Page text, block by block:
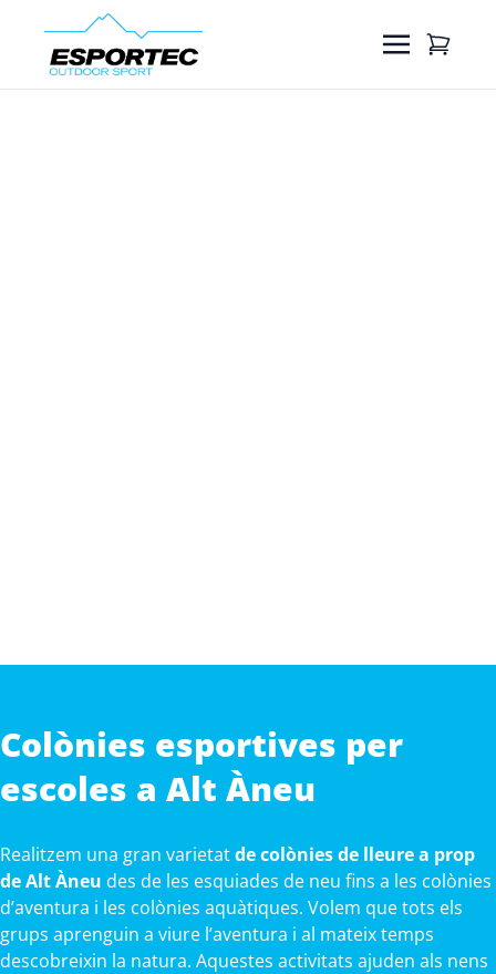
Colònies esportives per
escoles a Alt Àneu
Realitzem una gran varietatde colònies de lleure a prop
de Alt Àneu des de les esquiades de neu fins a les colònies
d’aventura i les colònies aquàtiques. Volem que tots els
grups aprenguin a viure l’aventura i al mateix temps
descobreixin la natura. Aquestes activitats ajuden als nens